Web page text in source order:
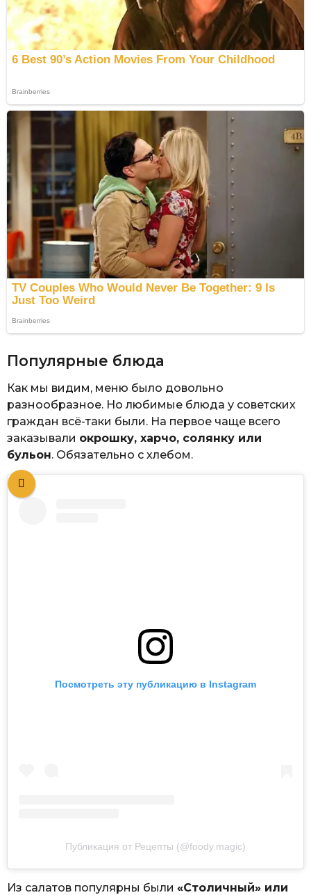
Популярные блюда
Как мы видим, меню было довольно
разнообразное. Но любимые блюда у советских
граждан всё-таки были. На первое чаще всего
заказывали окрошку, харчо, солянку или
бульон. Обязательно с хлебом.
Посмотреть эту публикацию в Instagram
Публикация от Рецепты (@foody.magic)
Из салатов популярны были «Столичный» или